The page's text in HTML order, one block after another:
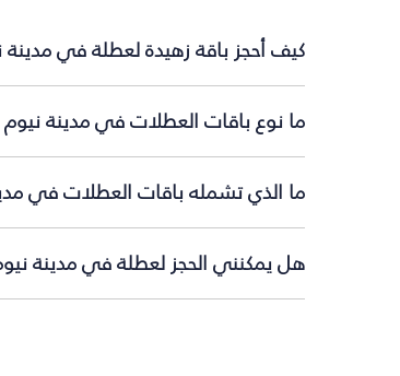
كيف أحجز باقة زهيدة لعطلة في
ما نوع باقات العطلات في مدينة
ما الذي تشمله باقات العطلات في
هل يمكنني الحجز لعطلة في مدينة